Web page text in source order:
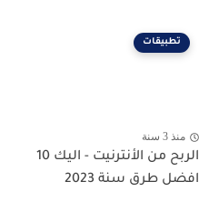
تطبيقات
منذ 3 سنة
الربح من الأنترنيت - اليك 10
افضل طرق سنة 2023